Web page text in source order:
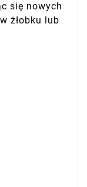
się nowych
żłobku lub